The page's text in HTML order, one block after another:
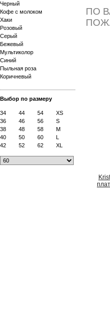
Черный
Кофе с молоком
Хаки
Розовый
Серый
Бежевый
Мультиколор
Синий
Пыльная роза
Коричневый
Выбор по размеру
34 44 54
XS
36
46 56
S
38
48 58
M
40
50 60
L
42
52 62 XL
ПО